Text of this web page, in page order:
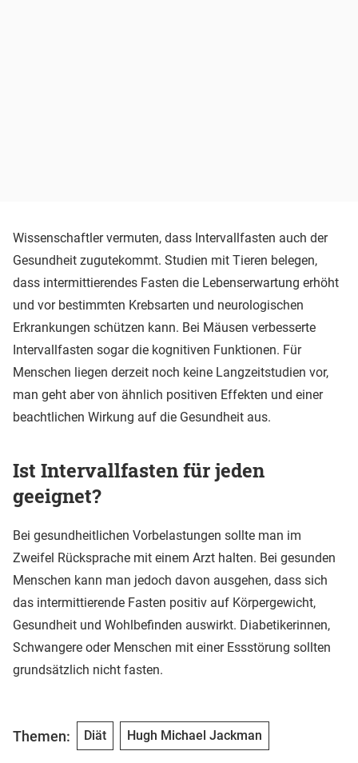
Wissenschaftler vermuten, dass Intervallfasten auch der
Gesundheit zugutekommt. Studien mit Tieren belegen,
dass intermittierendes Fasten die Lebenserwartung erhöht
und vor bestimmten Krebsarten und neurologischen
Erkrankungen schützen kann. Bei Mäusen verbesserte
Intervallfasten sogar die kognitiven Funktionen. Für
Menschen liegen derzeit noch keine Langzeitstudien vor,
man geht aber von ähnlich positiven Effekten und einer
beachtlichen Wirkung auf die Gesundheit aus.
Ist Intervallfasten für jeden
geeignet?
Bei gesundheitlichen Vorbelastungen sollte man im
Zweifel Rücksprache mit einem Arzt halten. Bei gesunden
Menschen kann man jedoch davon ausgehen, dass sich
das intermittierende Fasten positiv auf Körpergewicht,
Gesundheit und Wohlbefinden auswirkt. Diabetikerinnen,
Schwangere oder Menschen mit einer Essstörung sollten
grundsätzlich nicht fasten.
Themen: Diät Hugh Michael Jackman